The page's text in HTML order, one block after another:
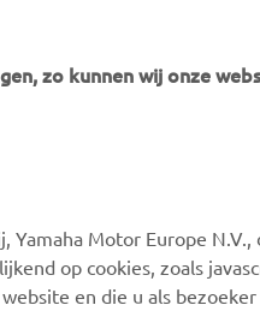
Webshop Support
Onderdelen Catalogus
zo kunnen wij onze
Yamaha Motor Europe N.V.,
op cookies, zoals
en die u als bezoeker